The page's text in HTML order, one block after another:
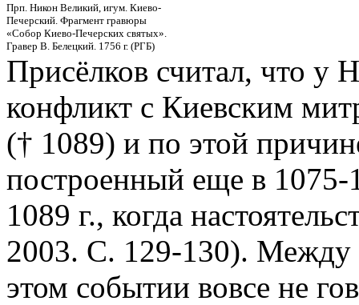
Прп. Никон Великий, игум. Киево-
Печерский. Фрагмент гравюры
«Собор Киево-Печерских святых».
Гравер В. Белецкий. 1756 г. (РГБ)
Присёлков считал, что у
конфликт с Киевским
(† 1089) и по этой
построенный еще в 1075-
1089 г., когда
2003. С. 129-130).
этом событии вовсе не